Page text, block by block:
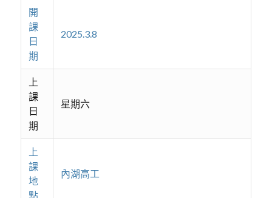
開
課
日
期
2025.3.8
上
課
日
期
星期六
上
課
地
點
內湖高工